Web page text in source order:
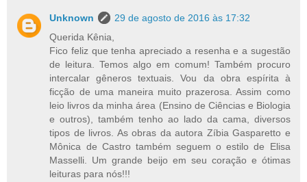
Unknown
29 de agosto de 2016 às 17:32
Querida Kênia,
Fico feliz que tenha apreciado a resenha e a sugestão
de leitura. Temos algo em comum! Também procuro
intercalar gêneros textuais. Vou da obra espírita à
ficção de uma maneira muito prazerosa. Assim como
leio livros da minha área (Ensino de Ciências e Biologia
e outros), também tenho ao lado da cama, diversos
tipos de livros. As obras da autora Zíbia Gasparetto e
Mônica de Castro também seguem o estilo de Elisa
Masselli. Um grande beijo em seu coração e ótimas
leituras para nós!!!